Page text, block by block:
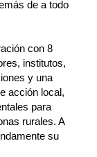
de a todo
con 8
institutos,
y una
acción local,
para
rurales. A
su